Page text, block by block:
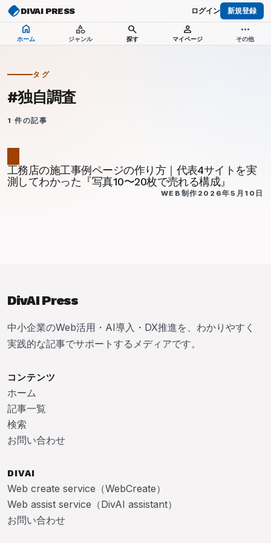
DIVAI PRESS ログイン 新規登録
home
ホーム
category
ジャンル
search
探す
person
マイページ
more_horiz
その他
タグ
#独自調査
1 件の記事
工務店の施工事例ページの作り方｜代表4サイトを実
測してわかった『写真10〜20枚で売れる構成』
WEB制作 2026年5月10日
DivAI Press
中小企業のWeb活用・AI導入・DX推進を、わかりやすく
実践的な記事でサポートするメディアです。
コンテンツ
ホーム
記事一覧
検索
お問い合わせ
DIVAI
Web create service（WebCreate）
Web assist service（DivAI assistant）
お問い合わせ